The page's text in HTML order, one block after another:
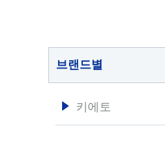
롬
브랜드별
키에토